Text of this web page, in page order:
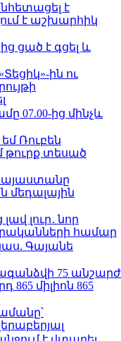
է
է աշխարհիկ
ցած է գցել և
ին ու
07.00-ից մինչև
Ռուբեն
թուրք տեսած
մեդալային
լուր․ նոր
համար
Գայանե
75 անշարժ
865 միլիոն 865